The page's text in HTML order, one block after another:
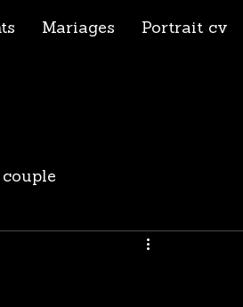
Mariages Portrait cv
couple